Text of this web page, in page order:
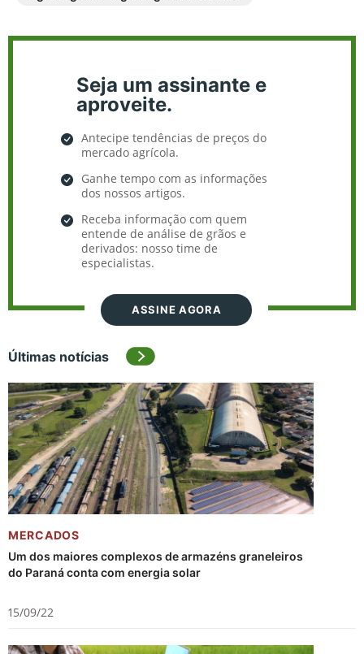
Seja um assinante e
aproveite.
Antecipe tendências de preços do
mercado agrícola.
Ganhe tempo com as informações
dos nossos artigos.
Receba informação com quem
entende de análise de grãos e
derivados: nosso time de
especialistas.
ASSINE AGORA
Últimas notícias
MERCADOS
Um dos maiores complexos de armazéns graneleiros
do Paraná conta com energia solar
15/09/22